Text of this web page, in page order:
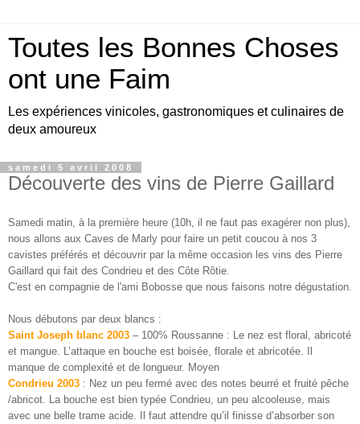
Toutes les Bonnes Choses
ont une Faim
Les expériences vinicoles, gastronomiques et culinaires de
deux amoureux
samedi 5 avril 2008
Découverte des vins de Pierre Gaillard
Samedi matin, à la première heure (10h, il ne faut pas exagérer non plus),
nous allons aux Caves de Marly pour faire un petit coucou à nos 3
cavistes préférés et découvrir par la même occasion les vins des Pierre
Gaillard qui fait des Condrieu et des Côte Rôtie.
C'est en compagnie de l'ami Bobosse que nous faisons notre dégustation.
Nous débutons par deux blancs :
Saint Joseph blanc 2003 – 100% Roussanne : Le nez est floral, abricoté
et mangue. L’attaque en bouche est boisée, florale et abricotée. Il
manque de complexité et de longueur. Moyen
Condrieu 2003 : Nez un peu fermé avec des notes beurré et fruité pêche
/abricot. La bouche est bien typée Condrieu , un peu alcooleuse , mais
avec une belle trame acide. Il faut attendre qu’il finisse d’absorber son